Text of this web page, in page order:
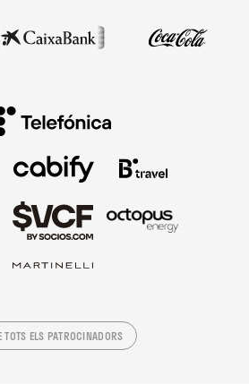
TOTS ELS PATROCINADORS